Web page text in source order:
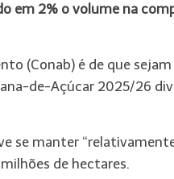
em 2% o volume na
(Conab) é de que
de-Açúcar 2025/26
se manter
de hectares.